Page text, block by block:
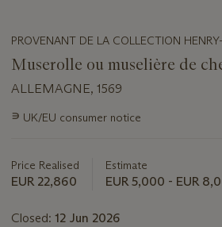
PROVENANT DE LA COLLECTION
Muserolle ou muselière de
ALLEMAGNE, 1569
Important
lot
∍ UK/EU consumer notice
Price Realised
EUR 22,860
Estimate
EUR 5,000 - EUR
Closed: 12 Jun 2026